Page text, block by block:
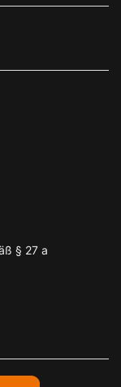
§ 27 a